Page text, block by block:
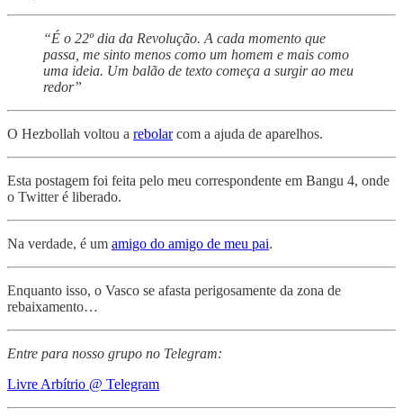
“É o 22º dia da Revolução. A cada momento que
passa, me sinto menos como um homem e mais como
uma ideia. Um balão de texto começa a surgir ao meu
redor”
O Hezbollah voltou a rebolarcom a ajuda de aparelhos.
Esta postagem foi feita pelo meu correspondente em Bangu 4, onde
o Twitter é liberado.
Na verdade, é um amigo do amigo de meu pai.
Enquanto isso, o Vasco se afasta perigosamente da zona de
rebaixamento…
Entre para nosso grupo no Telegram:
Livre Arbítrio @ Telegram